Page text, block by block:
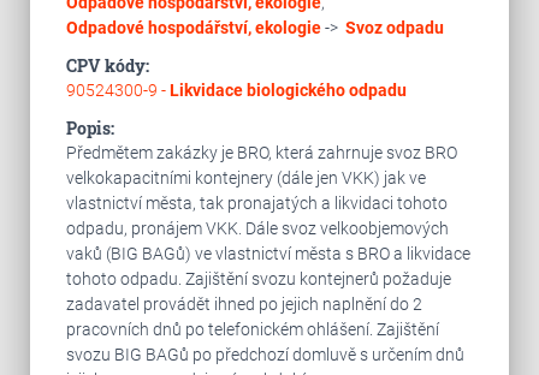
Odpadové hospodářství, ekologie-> Svoz odpadu
CPV kódy:
90524300-9 -Likvidace biologického odpadu
Popis:
Předmětem zakázky je BRO, která zahrnuje svoz BRO
velkokapacitními kontejnery (dále jen VKK) jak ve
vlastnictví města, tak pronajatých a likvidaci tohoto
odpadu, pronájem VKK. Dále svoz velkoobjemových
vaků (BIG BAGů) ve vlastnictví města s BRO a likvidace
tohoto odpadu. Zajištění svozu kontejnerů požaduje
zadavatel provádět ihned po jejich naplnění do 2
pracovních dnů po telefonickém ohlášení. Zajištění
svozu BIG BAGů po předchozí domluvě s určením dnů